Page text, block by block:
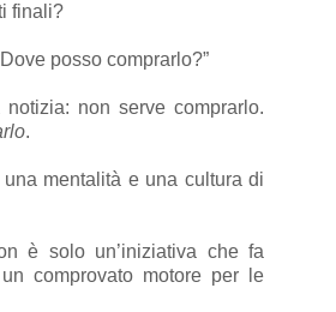
finali?
posso comprarlo?”
non serve comprarlo.
.
mentalità e una cultura di
è solo un’iniziativa che fa
comprovato motore per le